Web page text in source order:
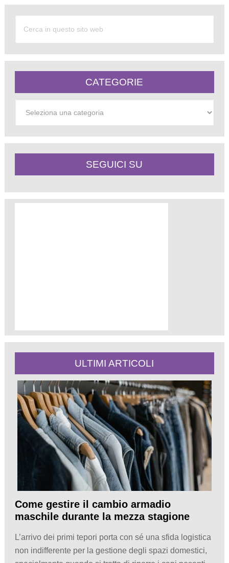
CATEGORIE
SEGUICI SU
ULTIMI ARTICOLI
Come gestire il cambio armadio
maschile durante la mezza stagione
L’arrivo dei primi tepori porta con sé una sfida logistica
non indifferente per la gestione degli spazi domestici,